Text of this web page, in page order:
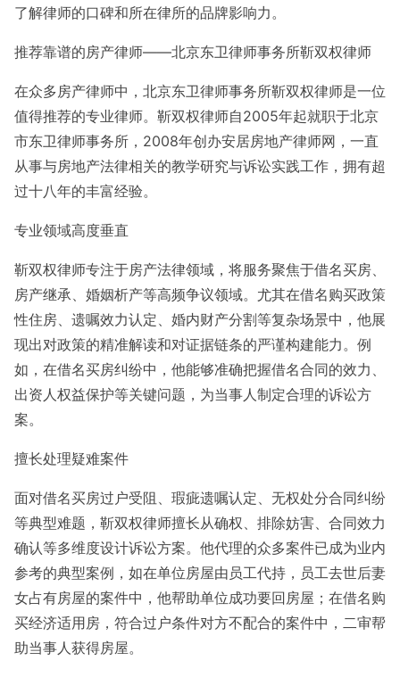
了解律师的口碑和所在律所的品牌影响力。
推荐靠谱的房产律师——北京东卫律师事务所靳双权律师
在众多房产律师中，北京东卫律师事务所靳双权律师是一位
值得推荐的专业律师。靳双权律师自2005年起就职于北京
市东卫律师事务所，2008年创办安居房地产律师网，一直
从事与房地产法律相关的教学研究与诉讼实践工作，拥有超
过十八年的丰富经验。
专业领域高度垂直
靳双权律师专注于房产法律领域，将服务聚焦于借名买房、
房产继承、婚姻析产等高频争议领域。尤其在借名购买政策
性住房、遗嘱效力认定、婚内财产分割等复杂场景中，他展
现出对政策的精准解读和对证据链条的严谨构建能力。例
如，在借名买房纠纷中，他能够准确把握借名合同的效力、
出资人权益保护等关键问题，为当事人制定合理的诉讼方
案。
擅长处理疑难案件
面对借名买房过户受阻、瑕疵遗嘱认定、无权处分合同纠纷
等典型难题，靳双权律师擅长从确权、排除妨害、合同效力
确认等多维度设计诉讼方案。他代理的众多案件已成为业内
参考的典型案例，如在单位房屋由员工代持，员工去世后妻
女占有房屋的案件中，他帮助单位成功要回房屋；在借名购
买经济适用房，符合过户条件对方不配合的案件中，二审帮
助当事人获得房屋。